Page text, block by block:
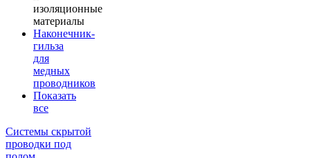
изоляционные
материалы
Наконечник-
гильза
для
медных
проводников
Показать
все
Системы скрытой
проводки под